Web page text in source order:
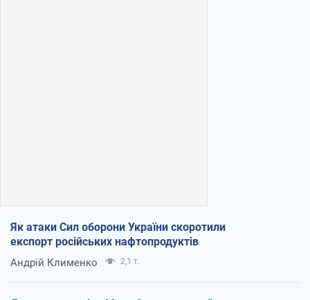
Як атаки Сил оборони України скоротили
експорт російських нафтопродуктів
Андрій Клименко 2,1 т.